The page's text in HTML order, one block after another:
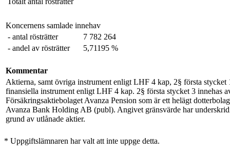
Koncernens samlade innehav
- antal rösträtter
7 782 264
- andel av rösträtter
5,71195 %
Kommentar
Aktierna, samt övriga instrument enligt LHF 4 kap, 2§ första stycket
finansiella instrument enligt LHF 4 kap. 2§ första stycket 3 innehas
Försäkringsaktiebolaget Avanza Pension som är ett helägt
Avanza Bank Holding AB (publ). Angivet gränsvärde har
grund av utlånade aktier.
* Uppgiftslämnaren har valt att inte uppge detta.